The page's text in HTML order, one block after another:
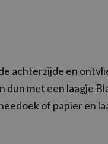
achterzijde en
dun met een laagje
of papier en